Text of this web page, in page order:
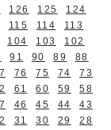
126 125
124
115 114
113
104 103
102
91 90 89
88
76 75 74
73
61 60 59
58
46 45 44
43
31 30 29
28